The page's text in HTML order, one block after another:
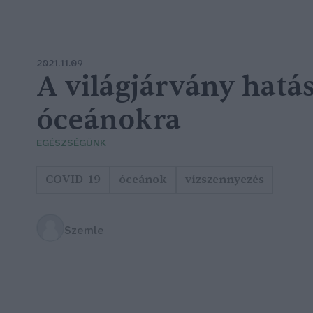
2021.11.09
A világjárvány
óceánokra
EGÉSZSÉGÜNK
COVID-19 óceánok vízszennyezés
Szemle